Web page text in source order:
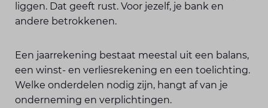
liggen. Dat geeft rust. Voor jezelf, je bank en
andere betrokkenen.
Een jaarrekening bestaat meestal uit een balans,
een winst- en verliesrekening en een toelichting.
Welke onderdelen nodig zijn, hangt af van je
onderneming en verplichtingen.